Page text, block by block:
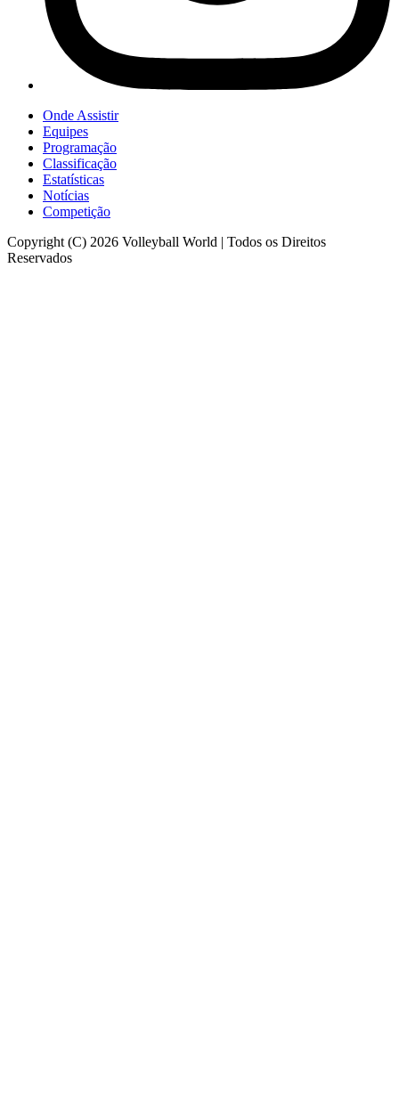
Onde Assistir
Equipes
Programação
Classificação
Estatísticas
Notícias
Competição
Copyright (C) 2026 Volleyball World | Todos os Direitos
Reservados